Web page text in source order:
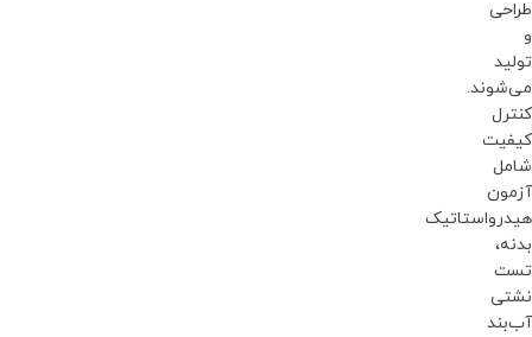
طراحی
و
تولید
می‌شوند.
کنترل
کیفیت
شامل
آزمون
هیدرواستاتیک
بدنه،
تست
نشتی
آب‌بند